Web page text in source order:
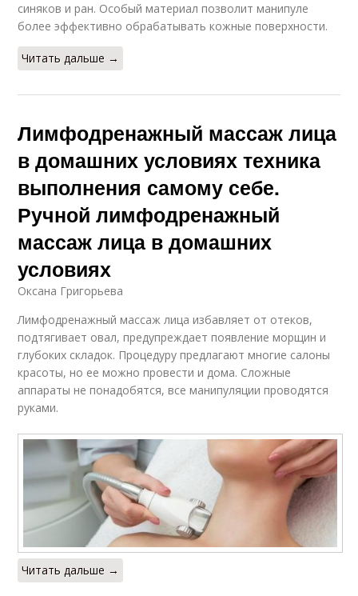
синяков и ран. Особый материал позволит манипуле
более эффективно обрабатывать кожные поверхности.
Читать дальше →
Лимфодренажный массаж лица
в домашних условиях техника
выполнения самому себе.
Ручной лимфодренажный
массаж лица в домашних
условиях
Оксана Григорьева
Лимфодренажный массаж лица избавляет от отеков,
подтягивает овал, предупреждает появление морщин и
глубоких складок. Процедуру предлагают многие салоны
красоты, но ее можно провести и дома. Сложные
аппараты не понадобятся, все манипуляции проводятся
руками.
Читать дальше →